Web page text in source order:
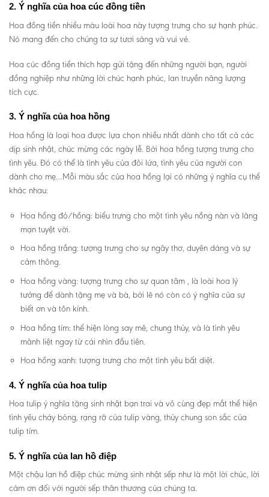
2. Ý nghĩa của hoa cúc đồng tiền
Hoa đồng tiền nhiều màu loài hoa này tượng trưng cho sự hạnh phúc.
Nó mang đến cho chúng ta sự tươi sáng và vui vẻ.
Hoa cúc đồng tiền thích hợp gửi tặng đến những người bạn, người
đồng nghiệp như những lời chúc hạnh phúc, lan truyền năng lượng
tích cực.
3. Ý nghĩa của hoa hồng
Hoa hồng là loại hoa được lựa chọn nhiều nhất dành cho tất cả các
dịp sinh nhật, chúc mừng các ngày lễ. Bởi hoa hồng tượng trưng cho
tình yêu. Đó có thể là tình yêu của đôi lứa, tình yêu của người con
dành cho mẹ…Mỗi màu sắc của hoa hồng lại có những ý nghĩa cụ thể
khác nhau:
Hoa hồng đỏ/hồng: biểu trưng cho một tình yêu nồng nàn và lãng
mạn tuyệt vời.
Hoa hồng trắng: tượng trưng cho sự ngây thơ, duyên dáng và sự
cảm thông.
Hoa hồng vàng: tượng trưng cho sự quan tâm , là loài hoa lý
tưởng để dành tặng mẹ và bà, bởi lẽ nó còn có ý nghĩa của sự
biết ơn và tôn kính.
Hoa hồng tím: thể hiện lòng say mê, chung thủy, và là tình yêu
mãnh liệt ngay từ cái nhìn đầu tiên.
Hoa hồng xanh: tượng trưng cho một tình yêu bất diệt.
4. Ý nghĩa của hoa tulip
Hoa tulip ý nghĩa tặng sinh nhật bạn trai và vô cùng đẹp mắt thể hiện
tình yêu cháy bỏng, rạng rỡ của tulip vàng, thủy chung son sắc của
tulip tím.
5. Ý nghĩa của lan hồ điệp
Một chậu lan hồ điệp chúc mừng sinh nhật sếp như là một lời chúc, lời
cảm ơn đối với người sếp thân thương của chúng ta.